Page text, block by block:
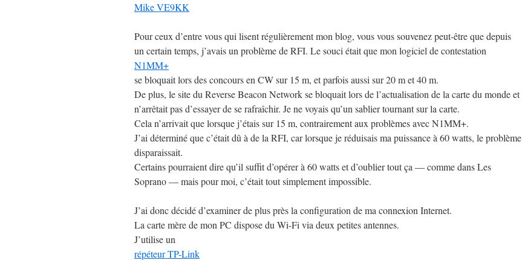
Mike VE9KK
Pour ceux d’entre vous qui lisent régulièrement mon blog, vous vous souvenez peut-être que depuis
un certain temps, j’avais un problème de RFI. Le souci était que mon logiciel de contestation
N1MM+
se bloquait lors des concours en CW sur 15 m, et parfois aussi sur 20 m et 40 m.
De plus, le site du Reverse Beacon Network se bloquait lors de l’actualisation de la carte du monde et
n’arrêtait pas d’essayer de se rafraîchir. Je ne voyais qu’un sablier tournant sur la carte.
Cela n’arrivait que lorsque j’étais sur 15 m, contrairement aux problèmes avec N1MM+.
J’ai déterminé que c’était dû à de la RFI, car lorsque je réduisais ma puissance à 60 watts, le problème
disparaissait.
Certains pourraient dire qu’il suffit d’opérer à 60 watts et d’oublier tout ça — comme dans Les
Soprano — mais pour moi, c’était tout simplement impossible.
J’ai donc décidé d’examiner de plus près la configuration de ma connexion Internet.
La carte mère de mon PC dispose du Wi-Fi via deux petites antennes.
J’utilise un
répéteur TP-Link